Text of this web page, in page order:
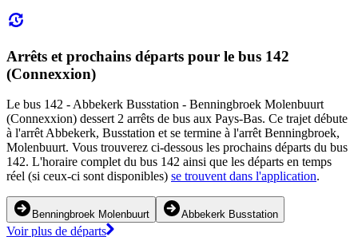
Arrêts et prochains départs pour le bus 142
(Connexxion)
Le bus 142 - Abbekerk Busstation - Benningbroek Molenbuurt
(Connexxion) dessert 2 arrêts de bus aux Pays-Bas. Ce trajet débute
à l'arrêt Abbekerk, Busstation et se termine à l'arrêt Benningbroek,
Molenbuurt. Vous trouverez ci-dessous les prochains départs du bus
142. L'horaire complet du bus 142 ainsi que les départs en temps
réel (si ceux-ci sont disponibles) se trouvent dans l'application.
Benningbroek Molenbuurt Abbekerk Busstation
Voir plus de départs